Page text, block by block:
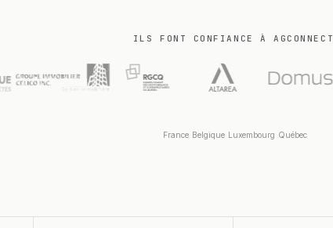
ILS FONT CONFIANCE À AGCONNECT
France Belgique Luxembourg Québec